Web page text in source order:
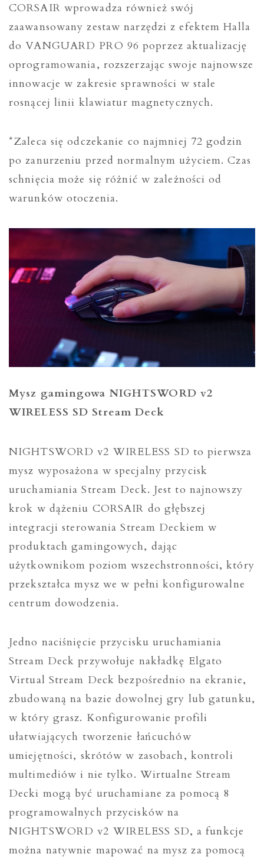
CORSAIR wprowadza również swój
zaawansowany zestaw narzędzi z efektem Halla
do VANGUARD PRO 96 poprzez aktualizację
oprogramowania, rozszerzając swoje najnowsze
innowacje w zakresie sprawności w stale
rosnącej linii klawiatur magnetycznych.
*Zaleca się odczekanie co najmniej 72 godzin
po zanurzeniu przed normalnym użyciem. Czas
schnięcia może się różnić w zależności od
warunków otoczenia.
Mysz gamingowa NIGHTSWORD v2
WIRELESS SD Stream Deck
NIGHTSWORD v2 WIRELESS SD to pierwsza
mysz wyposażona w specjalny przycisk
uruchamiania Stream Deck. Jest to najnowszy
krok w dążeniu CORSAIR do głębszej
integracji sterowania Stream Deckiem w
produktach gamingowych, dając
użytkownikom poziom wszechstronności, który
przekształca mysz we w pełni konfigurowalne
centrum dowodzenia.
Jedno naciśnięcie przycisku uruchamiania
Stream Deck przywołuje nakładkę Elgato
Virtual Stream Deck bezpośrednio na ekranie,
zbudowaną na bazie dowolnej gry lub gatunku,
w który grasz. Konfigurowanie profili
ułatwiających tworzenie łańcuchów
umiejętności, skrótów w zasobach, kontroli
multimediów i nie tylko. Wirtualne Stream
Decki mogą być uruchamiane za pomocą 8
programowalnych przycisków na
NIGHTSWORD v2 WIRELESS SD, a funkcje
można natywnie mapować na mysz za pomocą